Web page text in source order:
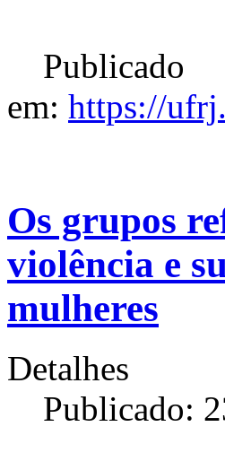
Publicado
em: https://
Os grupos
violência e
mulheres
Detalhes
Publicado: